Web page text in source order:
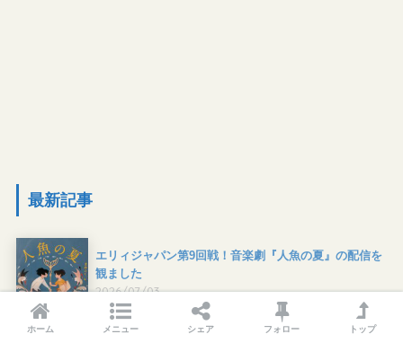
最新記事
エリィジャパン第9回戦！音楽劇『人魚の夏』の配信を
観ました
2026/07/03
ホーム メニュー シェア フォロー トップ